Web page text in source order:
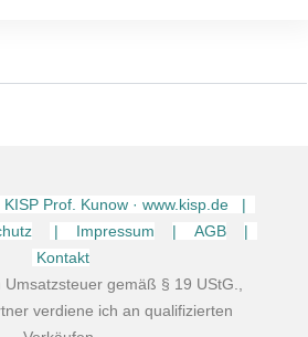
KISP Prof. Kunow · www.kisp.de |
| Impressum | AGB
|
Kontakt
gemäß § 19 UStG.,
verdiene ich an qualifizierten